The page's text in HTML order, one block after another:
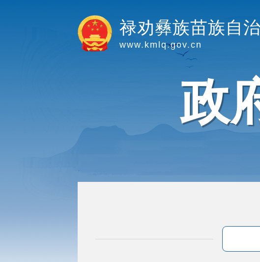
禄劝彝族苗族自
www.kmlq.gov.cn
政